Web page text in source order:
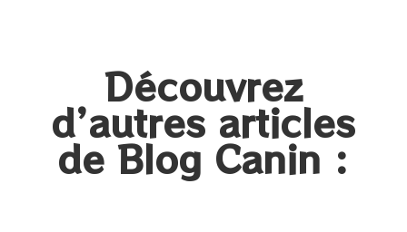
Découvrez
d’autres articles
de Blog Canin :